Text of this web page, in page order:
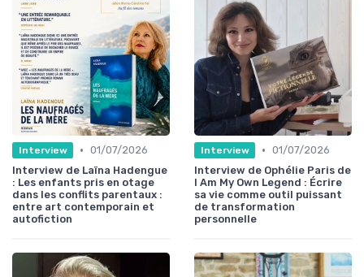
Interview • 01/07/2026
Interview de Laïna Hadengue
: Les enfants pris en otage
dans les conflits parentaux :
entre art contemporain et
autofiction
Interview • 01/07/2026
Interview de Ophélie Paris de
I Am My Own Legend : Écrire
sa vie comme outil puissant
de transformation
personnelle